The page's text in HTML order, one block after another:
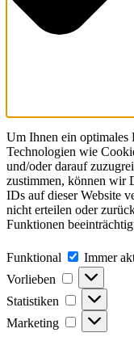
Um Ihnen ein optimales
Technologien wie
und/oder darauf
zustimmen, können wir
IDs auf dieser Website
nicht erteilen oder
Funktionen
Funktional
Immer
Vorlieben
Vorlieben
Statistiken Statistiken
Marketing Marketing